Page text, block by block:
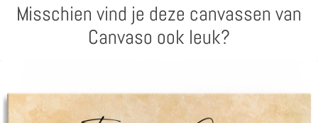
Misschien vind je deze canvassen van
Canvaso ook leuk?